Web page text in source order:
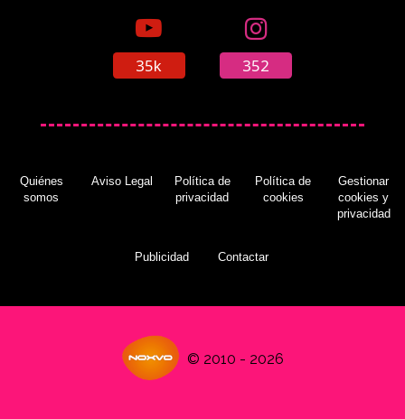
35k 352
Quiénes
somos
Aviso Legal
Política de
privacidad
Política de
cookies
Gestionar
cookies y
privacidad
Publicidad Contactar
© 2010 - 2026